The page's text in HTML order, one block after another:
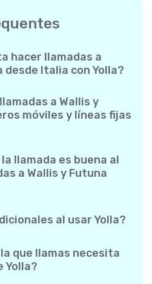
hacer llamadas a
desde Italia con Yolla?
y Futuna. Simplemente
más recientes en la app:
sin sorpresas.
a Wallis y
móviles y líneas fijas
fijas a Wallis y Futuna
llamada es buena al
a Wallis y Futuna
como si fuesen
al usar Yolla?
y cero cargos ocultos:
obligatorias ni
que llamas necesita
Yolla?